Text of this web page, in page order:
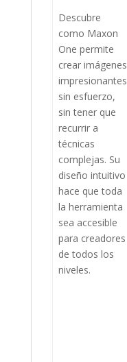
Descubre
como Maxon
One permite
crear imágenes
impresionantes
sin esfuerzo,
sin tener que
recurrir a
técnicas
complejas. Su
diseño intuitivo
hace que toda
la herramienta
sea accesible
para creadores
de todos los
niveles.